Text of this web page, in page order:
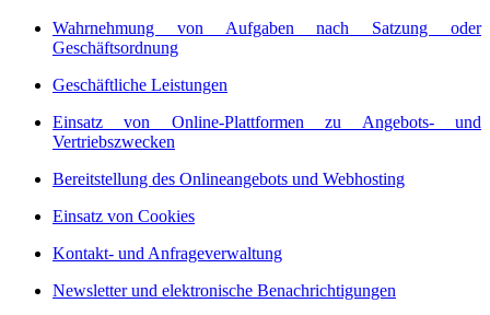
Wahrnehmung von Aufgaben nach Satzung oder
Geschäftsordnung
Geschäftliche Leistungen
Einsatz von Online-Plattformen zu Angebots- und
Vertriebszwecken
Bereitstellung des Onlineangebots und Webhosting
Einsatz von Cookies
Kontakt- und Anfrageverwaltung
Newsletter und elektronische Benachrichtigungen